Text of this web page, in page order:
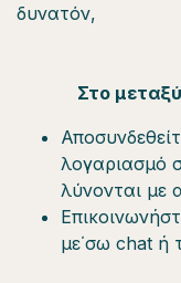
δυνατόν,
Στο
λογαριασμό
λύνονται με
με΄σω chat ή